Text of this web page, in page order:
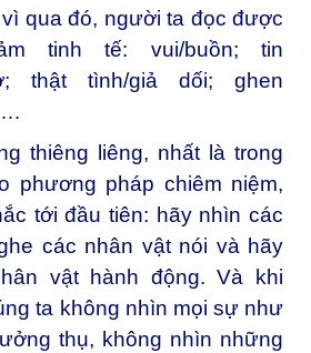
qua đó, người ta đọc được
tinh tế: vui/buồn; tin
thật tình/giả dối; ghen
thiêng liêng, nhất là trong
phương pháp chiêm niệm,
tới đầu tiên: hãy nhìn các
các nhân vật nói và hãy
vật hành động. Và khi
ta không nhìn mọi sự như
thụ, không nhìn những